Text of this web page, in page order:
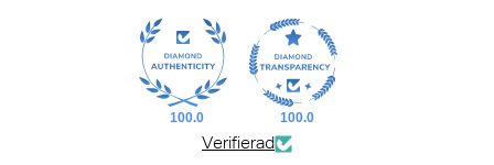
100.0 100.0
Verifierad